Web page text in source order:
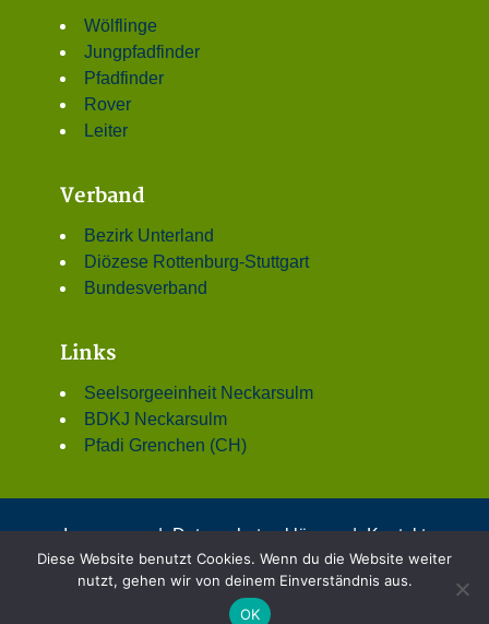
Wölflinge
Jungpfadfinder
Pfadfinder
Rover
Leiter
Verband
Bezirk Unterland
Diözese Rottenburg-Stuttgart
Bundesverband
Links
Seelsorgeeinheit Neckarsulm
BDKJ Neckarsulm
Pfadi Grenchen (CH)
Impressum | Datenschutzerklärung | Kontakt
© 2001 - 2026 DPSG Stamm St. Dionys, Neckarsulm
Theme mit freundlicher Unterstützung von:DPSG –
Deutsche Pfadfinderschaft Sankt Georg
Diese Website benutzt Cookies. Wenn du die Website weiter
nutzt, gehen wir von deinem Einverständnis aus.
OK